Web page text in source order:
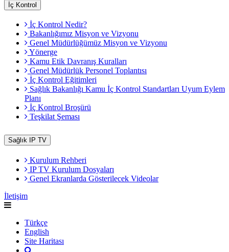
İç Kontrol
İç Kontrol Nedir?
Bakanlığımız Misyon ve Vizyonu
Genel Müdürlüğümüz Misyon ve Vizyonu
Yönerge
Kamu Etik Davranış Kuralları
Genel Müdürlük Personel Toplantısı
İç Kontrol Eğitimleri
Sağlık Bakanlığı Kamu İç Kontrol Standartları Uyum Eylem
Planı
İç Kontrol Broşürü
Teşkilat Şeması
Sağlık IP TV
Kurulum Rehberi
IP TV Kurulum Dosyaları
Genel Ekranlarda Gösterilecek Videolar
İletişim
Türkçe
English
Site Haritası